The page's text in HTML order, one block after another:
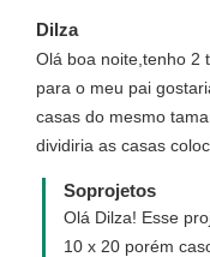
Dilza
Olá boa noite,tenho 2
para o meu pai
casas do mesmo
dividiria as casas
Soprojetos
Olá Dilza! Esse
10 x 20 porém